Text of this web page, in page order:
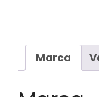
Marca